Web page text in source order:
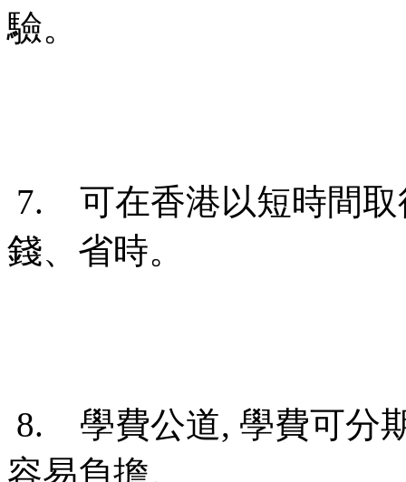
驗。
7. 可在香港以短時間取
錢、省時。
8. 學費公道, 學費可分
容易負擔。